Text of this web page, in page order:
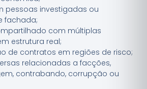
pessoas investigadas ou
fachada;
com múltiplas
estrutura real;
de contratos em regiões de risco;
relacionadas a facções,
contrabando, corrupção ou